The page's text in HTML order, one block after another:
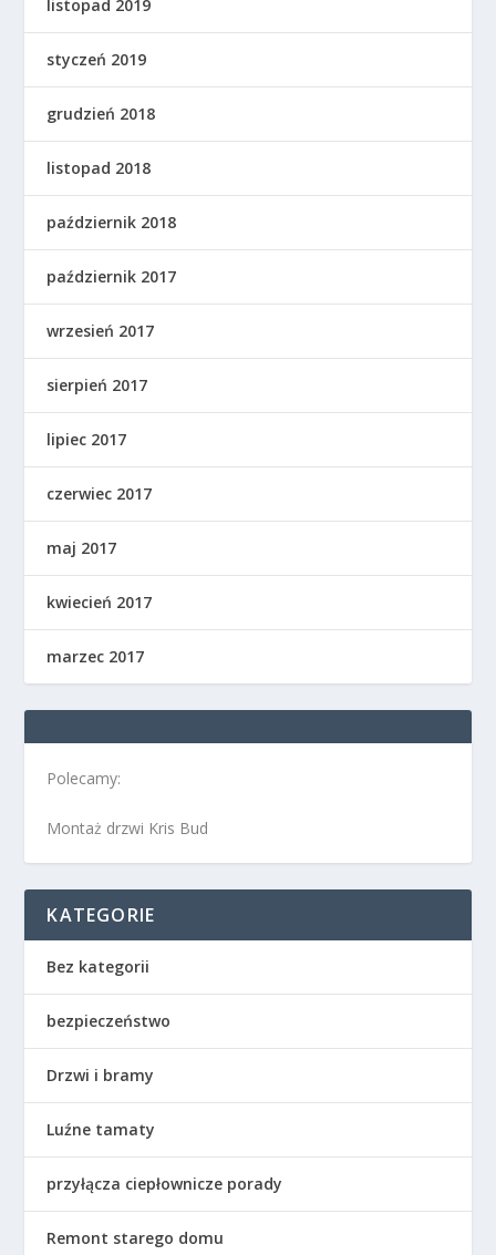
listopad 2019
styczeń 2019
grudzień 2018
listopad 2018
październik 2018
październik 2017
wrzesień 2017
sierpień 2017
lipiec 2017
czerwiec 2017
maj 2017
kwiecień 2017
marzec 2017
Polecamy:
Montaż drzwi Kris Bud
KATEGORIE
Bez kategorii
bezpieczeństwo
Drzwi i bramy
Luźne tamaty
przyłącza ciepłownicze porady
Remont starego domu